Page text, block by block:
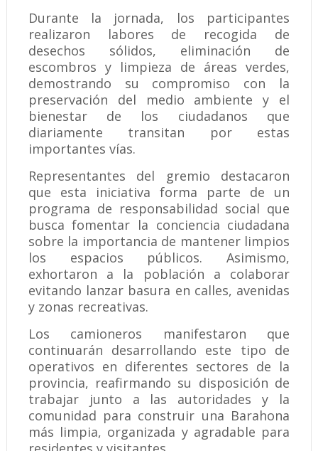
Durante la jornada, los participantes
realizaron labores de recogida de
desechos sólidos, eliminación de
escombros y limpieza de áreas verdes,
demostrando su compromiso con la
preservación del medio ambiente y el
bienestar de los ciudadanos que
diariamente transitan por estas
importantes vías.
Representantes del gremio destacaron
que esta iniciativa forma parte de un
programa de responsabilidad social que
busca fomentar la conciencia ciudadana
sobre la importancia de mantener limpios
los espacios públicos. Asimismo,
exhortaron a la población a colaborar
evitando lanzar basura en calles, avenidas
y zonas recreativas.
Los camioneros manifestaron que
continuarán desarrollando este tipo de
operativos en diferentes sectores de la
provincia, reafirmando su disposición de
trabajar junto a las autoridades y la
comunidad para construir una Barahona
más limpia, organizada y agradable para